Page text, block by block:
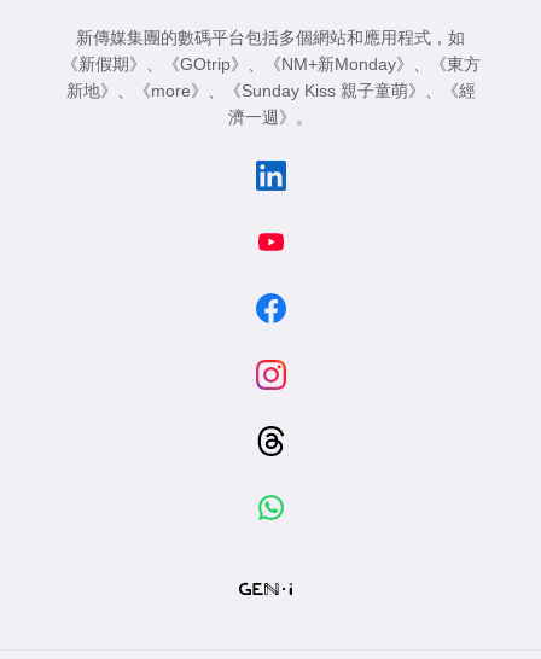
新傳媒集團的數碼平台包括多個網站和應用程式，如
《新假期》
《GOtrip》 《NM+新Monday》
《東方
新地》
《more》 《Sunday Kiss 親子童萌》
《經
濟一週》
。